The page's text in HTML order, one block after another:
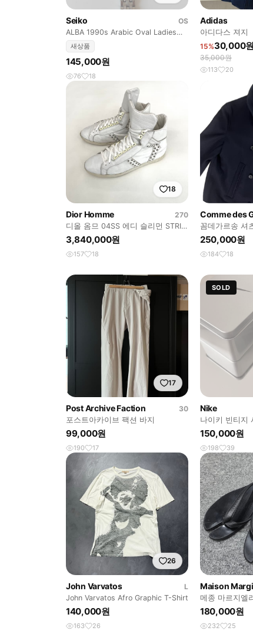
Seiko
OS
ALBA 1990s Arabic Oval Ladies
Quartz
새상품
145,000원
76 18
Adidas
아디다스 져지
15%30,000원
35,000원
113 20
18
Dior Homme
270
디올 옴므 04SS 에디 슬리먼 STRIP
스터드 하이 스니커즈
3,840,000원
157 18
Comme des
꼼데가르송 셔
250,000원
184 18
17
Post Archive Faction
30
포스트아카이브 팩션 바지
99,000원
190 17
SOLD
Nike
나이키 빈티지
150,000원
198 39
26
John Varvatos
L
John Varvatos Afro Graphic T-Shirt
140,000원
163 26
Maison
메종 마르지엘
플립플랍 샌들
180,000원
232 25